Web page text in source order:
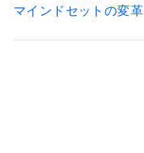
マインドセットの変革